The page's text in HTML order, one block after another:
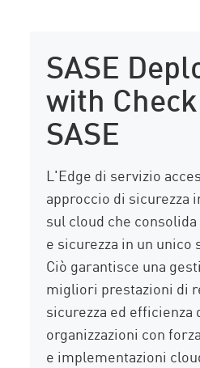
SASE
with
SASE
L'Edge di servizio
approccio di sicurezza
sul cloud che
e sicurezza in un
Ciò garantisce una
migliori prestazioni di
sicurezza ed efficienza
organizzazioni con
e implementazioni